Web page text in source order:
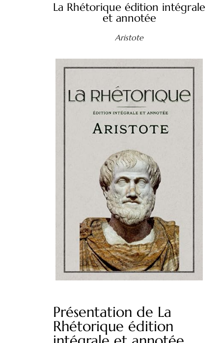
La Rhétorique édition intégrale
et annotée
Aristote
Présentation de La
Rhétorique édition